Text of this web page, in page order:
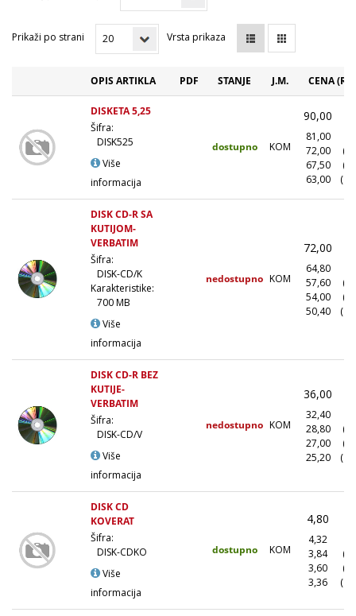
Prikaži po strani Vrsta prikaza
OPIS ARTIKLA PDF STANJE J.M. CENA
DISKETA 5,25
Šifra:
DISK525
Više
informacija
dostupno KOM
90,00
81,00
72,00
67,50
63,00
DISK CD-R SA
KUTIJOM-
VERBATIM
Šifra:
DISK-CD/K
Karakteristike:
700 MB
Više
informacija
nedostupno KOM
72,00
64,80
57,60
54,00
50,40
DISK CD-R BEZ
KUTIJE-
VERBATIM
Šifra:
DISK-CD/V
Više
informacija
nedostupno KOM
36,00
32,40
28,80
27,00
25,20
DISK CD
KOVERAT
Šifra:
DISK-CDKO
Više
informacija
dostupno KOM
4,80
4,32
3,84
3,60
3,36